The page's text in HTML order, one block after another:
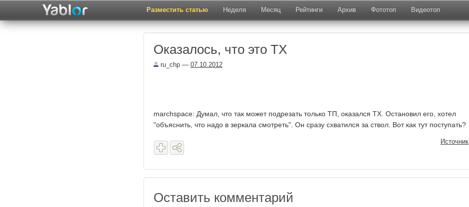
Разместить статью Неделя Месяц Рейтинги Архив Фототоп Видеотоп
Оказалось, что это ТХ
ru_chp — 07.10.2012
marchspace: Думал, что так может подрезать только ТП, оказался ТХ. Остановил его, хотел
"объяснить, что надо в зеркала смотреть". Он сразу схватился за ствол. Вот как тут поступать?
Источник
Оставить комментарий